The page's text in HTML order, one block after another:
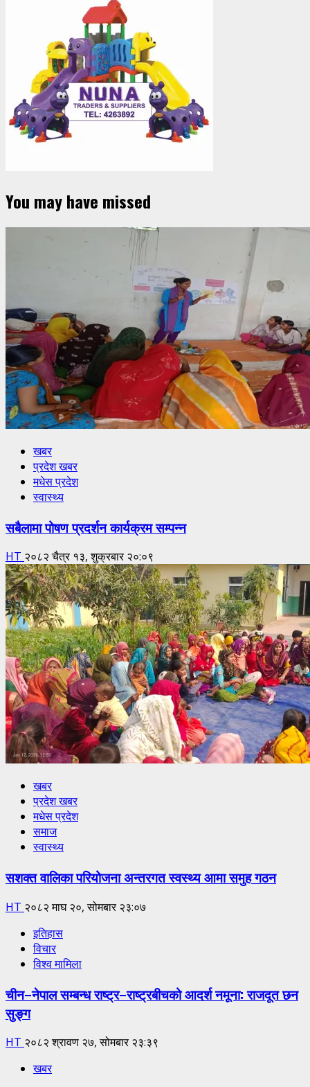
You may have missed
खबर
प्रदेश खबर
मधेस प्रदेश
स्वास्थ्य
सबैलामा पोषण प्रदर्शन कार्यक्रम सम्पन्न
HT २०८२ चैत्र १३, शुक्रबार २०:०९
खबर
प्रदेश खबर
मधेस प्रदेश
समाज
स्वास्थ्य
सशक्त वालिका परियोजना अन्तरगत स्वस्थ्य आमा समुह गठन
HT २०८२ माघ २०, सोमबार २३:०७
इतिहास
विचार
विश्व मामिला
चीन–नेपाल सम्बन्ध राष्ट्र–राष्ट्रबीचको आदर्श नमूना: राजदूत छन
सुङ्ग
HT २०८२ श्रावण २७, सोमबार २३:३९
खबर